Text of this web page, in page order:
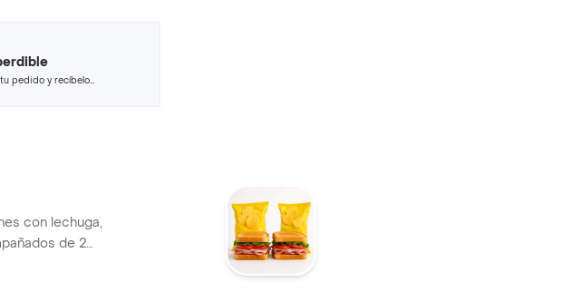
pedido y recíbelo
con lechuga,
de 2